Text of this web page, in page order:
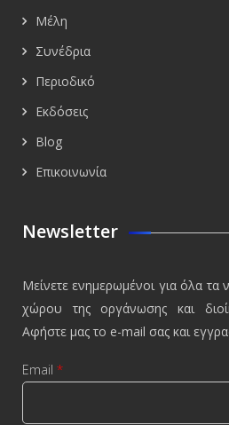
Μέλη
Συνέδρια
Περιοδικό
Εκδόσεις
Blog
Επικοινωνία
Newsletter
Μείνετε ενημερωμένοι για όλα τα
χώρου της οργάνωσης και
Αφήστε μας το e-mail σας και
Email *